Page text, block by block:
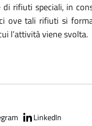
rifiuti speciali, in
ove tali rifiuti si
l’attività viene svolta.
LinkedIn